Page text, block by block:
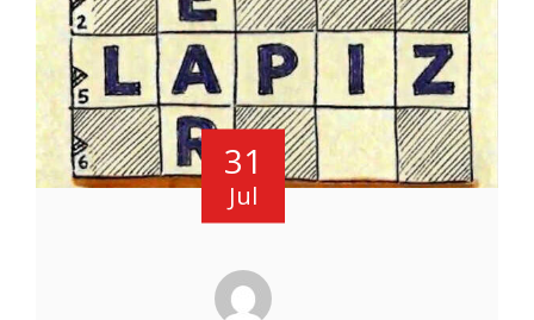
31
Jul